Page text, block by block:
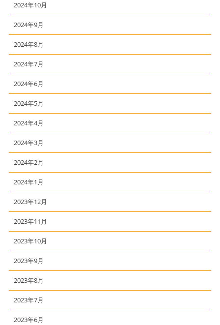
2024年10月
2024年9月
2024年8月
2024年7月
2024年6月
2024年5月
2024年4月
2024年3月
2024年2月
2024年1月
2023年12月
2023年11月
2023年10月
2023年9月
2023年8月
2023年7月
2023年6月